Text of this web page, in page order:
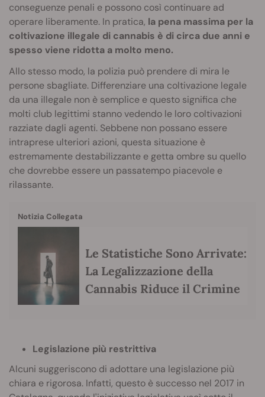
conseguenze penali e possono così continuare ad
operare liberamente. In pratica, la pena massima per la
coltivazione illegale di cannabis è di circa due anni e
spesso viene ridotta a molto meno.
Allo stesso modo, la polizia può prendere di mira le
persone sbagliate. Differenziare una coltivazione legale
da una illegale non è semplice e questo significa che
molti club legittimi stanno vedendo le loro coltivazioni
razziate dagli agenti. Sebbene non possano essere
intraprese ulteriori azioni, questa situazione è
estremamente destabilizzante e getta ombre su quello
che dovrebbe essere un passatempo piacevole e
rilassante.
Notizia Collegata
Le Statistiche Sono Arrivate:
La Legalizzazione della
Cannabis Riduce il Crimine
Legislazione più restrittiva
Alcuni suggeriscono di adottare una legislazione più
chiara e rigorosa. Infatti, questo è successo nel 2017 in